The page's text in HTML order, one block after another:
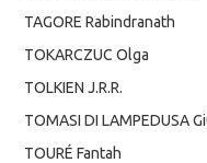
TAGORE Rabindranath
TOKARCZUC Olga
TOLKIEN J.R.R.
TOMASI DI LAMPEDUSA
TOURÉ Fantah